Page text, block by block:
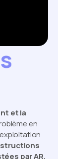
et la
en
par AR.